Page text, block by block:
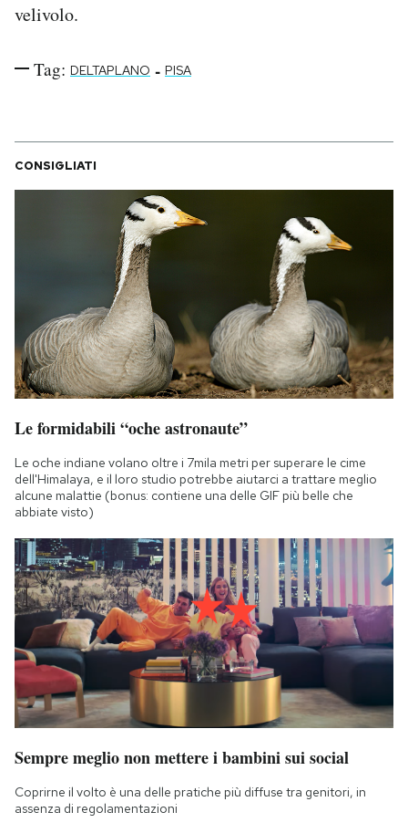
velivolo.
Tag: DELTAPLANO - PISA
CONSIGLIATI
Le formidabili “oche astronaute”
Le oche indiane volano oltre i 7mila metri per superare le cime
dell'Himalaya, e il loro studio potrebbe aiutarci a trattare meglio
alcune malattie (bonus: contiene una delle GIF più belle che
abbiate visto)
Sempre meglio non mettere i bambini sui social
Coprirne il volto è una delle pratiche più diffuse tra genitori, in
assenza di regolamentazioni